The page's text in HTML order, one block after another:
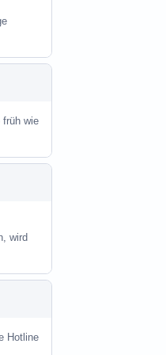
früh wie
wird
Hotline